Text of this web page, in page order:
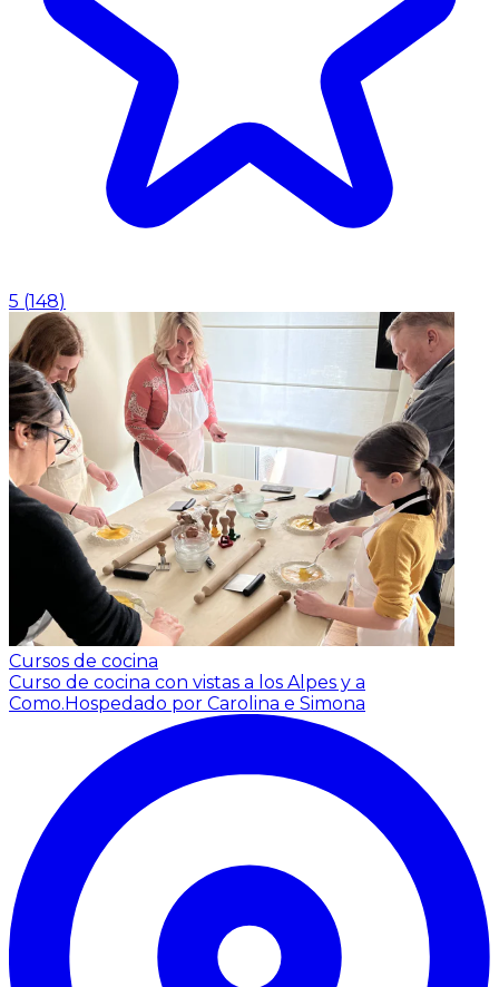
5 (148)
Cursos de cocina
Curso de cocina con vistas a los Alpes y a
Como.Hospedado por Carolina e Simona